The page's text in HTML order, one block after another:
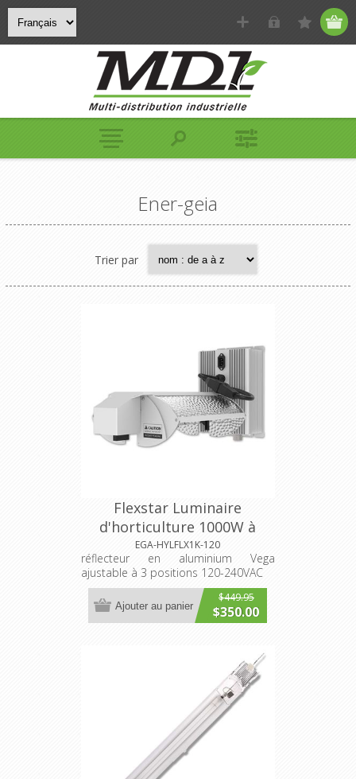
Ener-geia
Trier par
Flexstar Luminaire
d'horticulture 1000W à
double embout
EGA-HYLFLX1K-120
réflecteur en aluminium Vega
ajustable à 3 positions 120-240VAC
$449.95
$350.00
Ajouter au panier